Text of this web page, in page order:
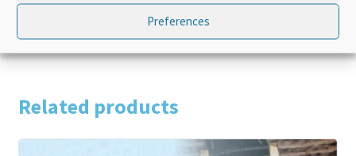
Preferences
Product Type Standalone
Related products